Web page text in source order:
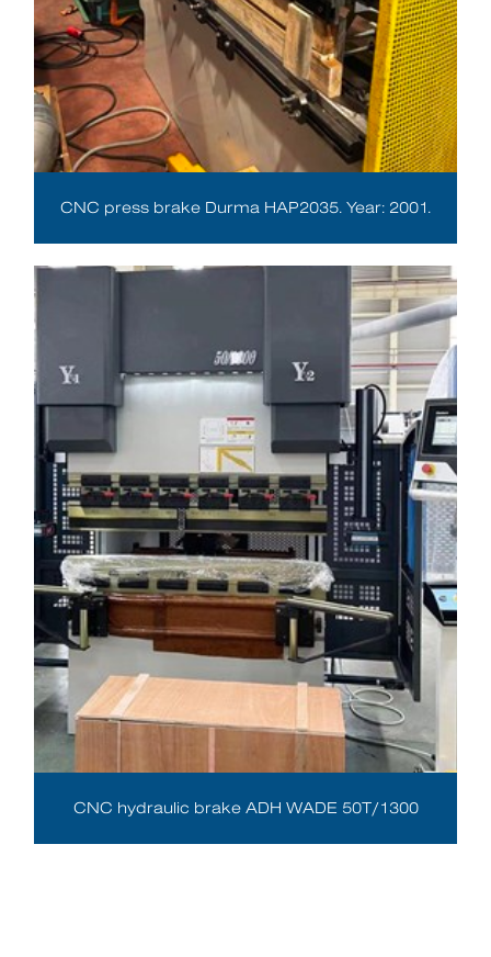
CNC press brake Durma HAP2035. Year: 2001.
CNC hydraulic brake ADH WADE 50T/1300